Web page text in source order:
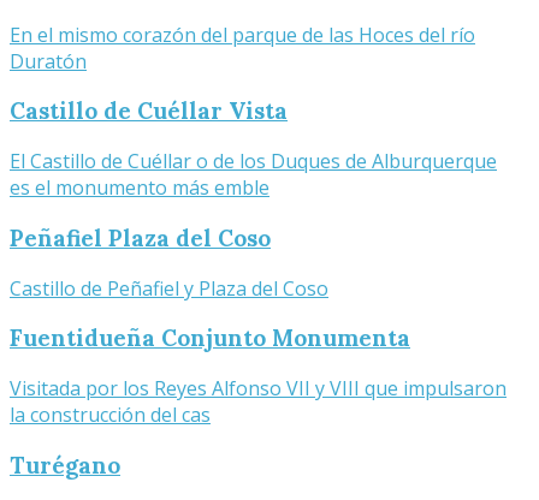
En el mismo corazón del parque de las Hoces del río
Duratón
Castillo de Cuéllar Vista
El Castillo de Cuéllar o de los Duques de Alburquerque
es el monumento más emble
Peñafiel Plaza del Coso
Castillo de Peñafiel y Plaza del Coso
Fuentidueña Conjunto Monumenta
Visitada por los Reyes Alfonso VII y VIII que impulsaron
la construcción del cas
Turégano